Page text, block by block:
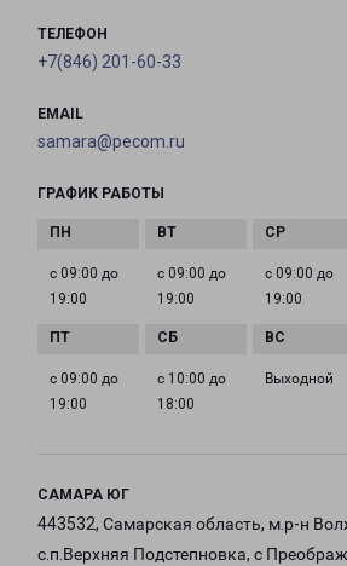
ТЕЛЕФОН
+7(846) 201-60-33
EMAIL
samara@pecom.ru
ГРАФИК РАБОТЫ
с 09:00 до
19:00
с 09:00 до
19:00
с 09:00 до
19:00
с 09:00 до
19:00
с 10:00 до
18:00
Выходной
САМАРА ЮГ
443532, Самарская область, м.р-н
с.п.Верхняя Подстепновка, с